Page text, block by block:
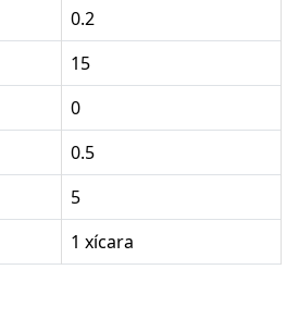
0.2
15
0
0.5
5
1 xícara